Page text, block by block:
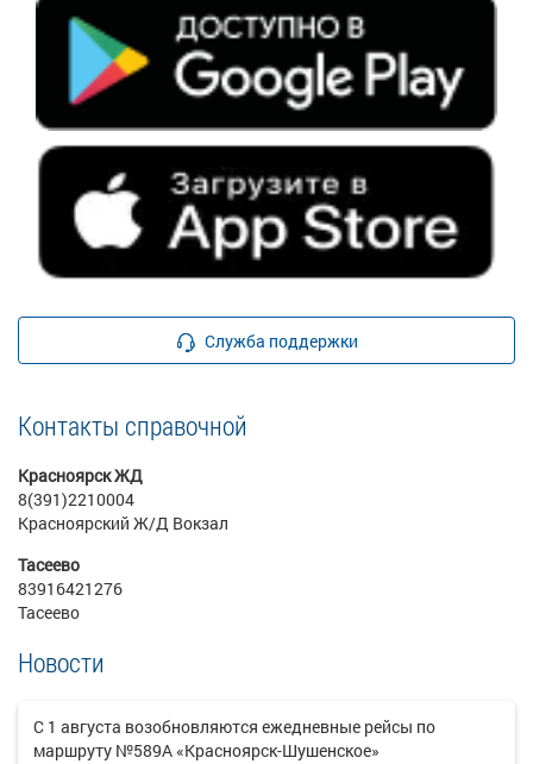
Служба поддержки
Контакты справочной
Красноярск ЖД
8(391)2210004
Красноярский Ж/Д Вокзал
Тасеево
83916421276
Тасеево
Новости
С 1 августа возобновляются ежедневные рейсы по
маршруту №589А «Красноярск-Шушенское»